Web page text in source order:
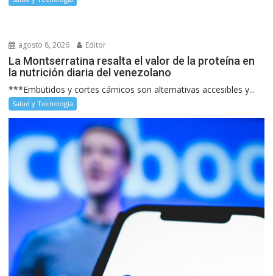
agosto 8, 2026 Editor
La Montserratina resalta el valor de la proteína en
la nutrición diaria del venezolano
***Embutidos y cortes cárnicos son alternativas accesibles y...
Salud y Tecnología